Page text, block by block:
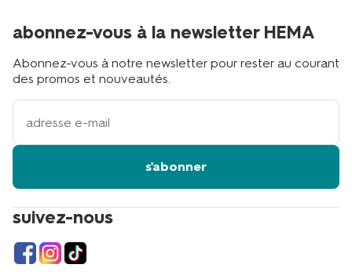
suivez-nous
abonnez-vous à la newsletter HEMA
Abonnez-vous à notre newsletter pour rester au courant
des promos et nouveautés.
votre
adresse
s'abonner